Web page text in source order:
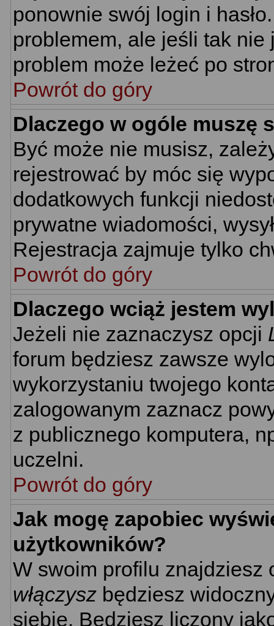
ponownie swój login i
problemem, ale jeśli tak
problem może leżeć po
Powrót do góry
Dlaczego w ogóle muszę
Być może nie musisz,
rejestrować by móc się
dodatkowych funkcji
prywatne wiadomości,
Rejestracja zajmuje tylko
Powrót do góry
Dlaczego wciąż jestem
Jeżeli nie zaznaczysz opcji
forum będziesz zawsze
wykorzystaniu twojego
zalogowanym zaznacz
z publicznego komputera,
uczelni.
Powrót do góry
Jak mogę zapobiec
użytkowników?
W swoim profilu znajdziesz
włączysz będziesz
siebie. Będziesz liczony